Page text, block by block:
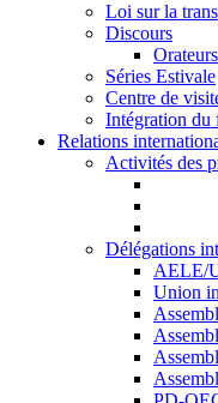
Loi sur la
Discours
Séries Estivale
Centre de
Intégration du
Relations
Activités des
Délégations
AELE/
Union